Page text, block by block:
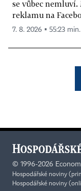
se vůbec
reklamu na
7. 8. 2026 ▪ 55:23 min.
© 1996-2026
Hospodářské noviny
Hospodářské noviny